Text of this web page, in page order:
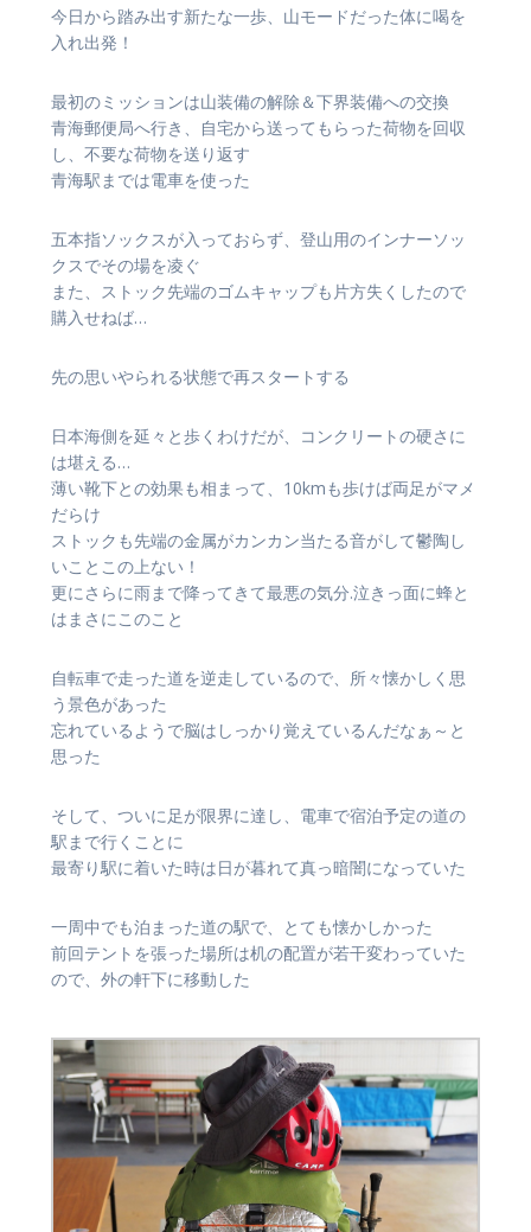
今日から踏み出す新たな一歩、山モードだった体に喝を
入れ出発！
最初のミッションは山装備の解除＆下界装備への交換
青海郵便局へ行き、自宅から送ってもらった荷物を回収
し、不要な荷物を送り返す
青海駅までは電車を使った
五本指ソックスが入っておらず、登山用のインナーソッ
クスでその場を凌ぐ
また、ストック先端のゴムキャップも片方失くしたので
購入せねば…
先の思いやられる状態で再スタートする
日本海側を延々と歩くわけだが、コンクリートの硬さに
は堪える…
薄い靴下との効果も相まって、10kmも歩けば両足がマメ
だらけ
ストックも先端の金属がカンカン当たる音がして鬱陶し
いことこの上ない！
更にさらに雨まで降ってきて最悪の気分.泣きっ面に蜂と
はまさにこのこと
自転車で走った道を逆走しているので、所々懐かしく思
う景色があった
忘れているようで脳はしっかり覚えているんだなぁ～と
思った
そして、ついに足が限界に達し、電車で宿泊予定の道の
駅まで行くことに
最寄り駅に着いた時は日が暮れて真っ暗闇になっていた
一周中でも泊まった道の駅で、とても懐かしかった
前回テントを張った場所は机の配置が若干変わっていた
ので、外の軒下に移動した